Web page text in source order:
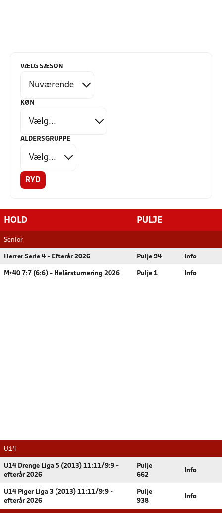
VÆLG SÆSON
KØN
ALDERSGRUPPE
RYD
HOLD PULJE
Senior
Herrer Serie 4 - Efterår 2026 Pulje 94 Info
M+40 7:7 (6:6) - Helårsturnering 2026 Pulje 1 Info
U14
U14 Drenge Liga 5 (2013) 11:11/9:9 -
efterår 2026
Pulje
662
Info
U14 Piger Liga 3 (2013) 11:11/9:9 -
efterår 2026
Pulje
938
Info